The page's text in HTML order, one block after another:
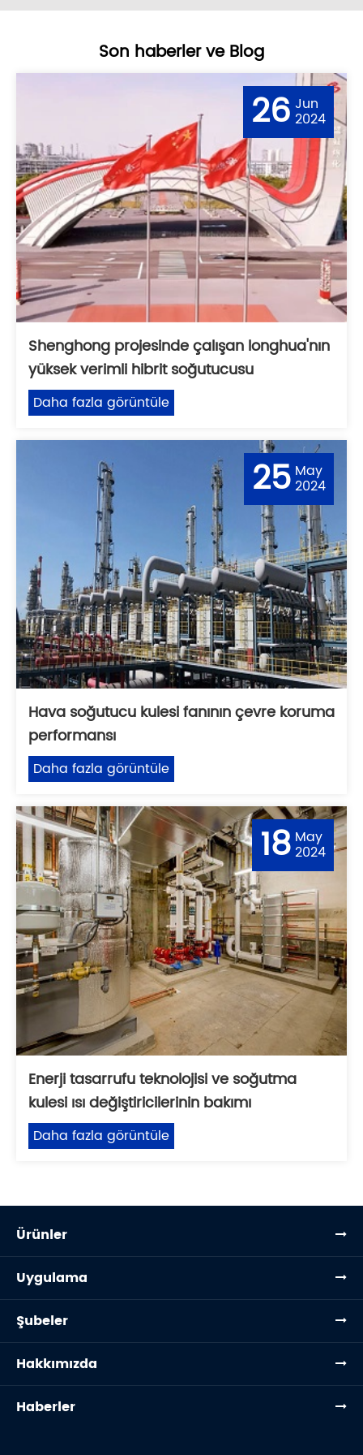
Son haberler ve Blog
26 Jun
2024
Shenghong projesinde çalışan longhua'nın
yüksek verimli hibrit soğutucusu
Daha fazla görüntüle
25 May
2024
Hava soğutucu kulesi fanının çevre koruma
performansı
Daha fazla görüntüle
18 May
2024
Enerji tasarrufu teknolojisi ve soğutma
kulesi ısı değiştiricilerinin bakımı
Daha fazla görüntüle
Ürünler
Uygulama
Şubeler
Hakkımızda
Haberler